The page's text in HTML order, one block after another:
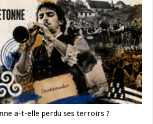
a-t-elle perdu ses terroirs ?